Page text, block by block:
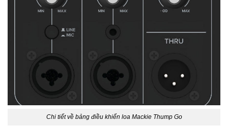
Chi tiết về bảng điều khiển loa Mackie Thump Go